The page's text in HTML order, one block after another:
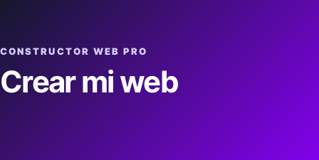
CONSTRUCTOR WEB PRO
Crear mi web